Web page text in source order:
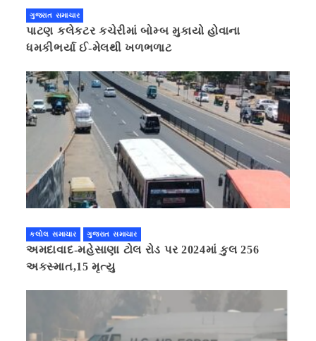
ગુજરાત સમાચાર
પાટણ કલેકટર કચેરીમાં બોમ્બ મુકાયો હોવાના
ધમકીભર્યા ઈ-મેલથી ખળભળાટ
કલોલ સમાચાર ગુજરાત સમાચાર
અમદાવાદ-મહેસાણા ટોલ રોડ પર 2024માં કુલ 256
અકસ્માત,15 મૃત્યુ